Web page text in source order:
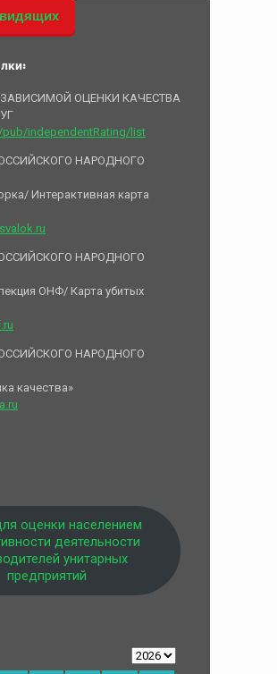
ОЦЕНКИ КАЧЕСТВА
pub/independentRating/list
НАРОДНОГО
Интерактивная карта
НАРОДНОГО
ОНФ/ Карта убитых
НАРОДНОГО
качества»
оценки населением
деятельности
унитарных
предприятий